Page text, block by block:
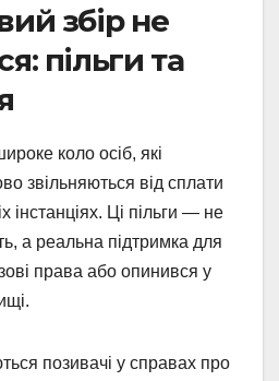
збір не
пільги та
коло осіб, які
звільняються від сплати
інстанціях. Ці пільги — не
а реальна підтримка для
права або опинився у
позивачі у справах про